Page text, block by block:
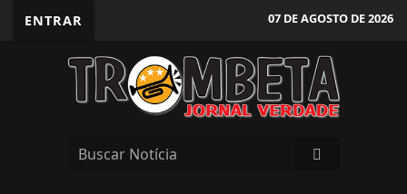
ENTRAR 07 DE AGOSTO DE 2026